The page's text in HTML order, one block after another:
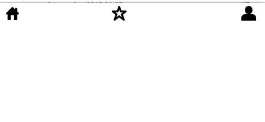
24 октября 2015 01:27 #8
а где казах, который туда сюда бегал? ну еще когда